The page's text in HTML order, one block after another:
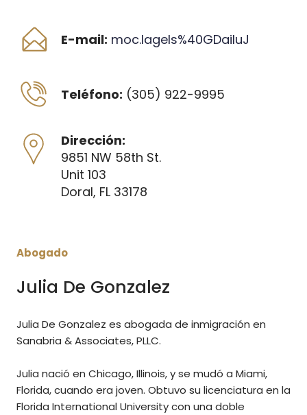
E-mail: moc.lagels%40GDailuJ
Teléfono: (305) 922-9995
Dirección:
9851 NW 58th St.
Unit 103
Doral, FL 33178
Abogado
Julia De Gonzalez
Julia De Gonzalez es abogada de inmigración en
Sanabria & Associates, PLLC.
Julia nació en Chicago, Illinois, y se mudó a Miami,
Florida, cuando era joven. Obtuvo su licenciatura en la
Florida International University con una doble